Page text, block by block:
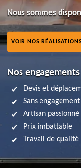
Nous sommes
VOIR NOS RÉALISATIONS
Nos engagements
Devis et
Sans engagement
Artisan passionné
Prix imbattable
Travail de qualité